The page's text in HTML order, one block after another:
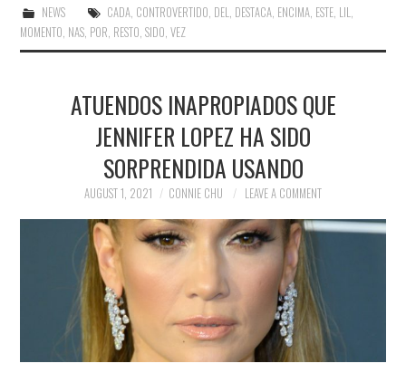
NEWS CADA, CONTROVERTIDO, DEL, DESTACA, ENCIMA, ESTE, LIL,
MOMENTO, NAS, POR, RESTO,SIDO,VEZ
ATUENDOS INAPROPIADOS QUE
JENNIFER LOPEZ HA SIDO
SORPRENDIDA USANDO
AUGUST 1, 2021 CONNIE CHU LEAVE A COMMENT